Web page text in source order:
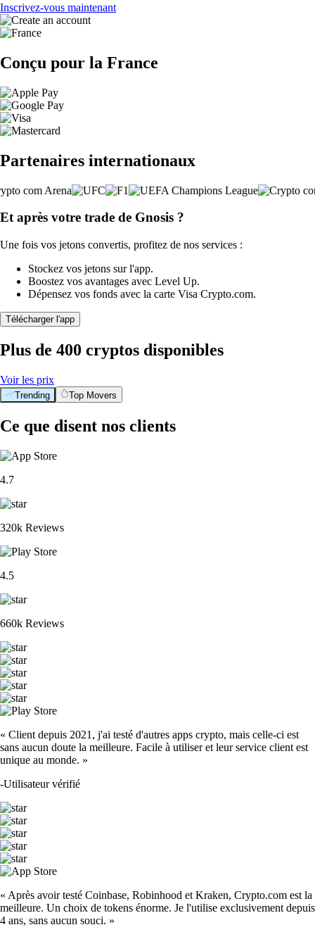
Inscrivez-vous maintenant
Conçu pour la France
Partenaires internationaux
Et après votre trade de Gnosis ?
Une fois vos jetons convertis, profitez de nos services :
Stockez vos jetons sur l'app.
Boostez vos avantages avec Level Up.
Dépensez vos fonds avec la carte Visa Crypto.com.
Télécharger l'app
Plus de 400 cryptos disponibles
Voir les prix
Trending Top Movers
Ce que disent nos clients
4.7
320k Reviews
4.5
660k Reviews
« Client depuis 2021, j'ai testé d'autres apps crypto, mais celle-ci est
sans aucun doute la meilleure. Facile à utiliser et leur service client est
unique au monde. »
-Utilisateur vérifié
« Après avoir testé Coinbase, Robinhood et Kraken, Crypto.com est la
meilleure. Un choix de tokens énorme. Je l'utilise exclusivement depuis
4 ans, sans aucun souci. »